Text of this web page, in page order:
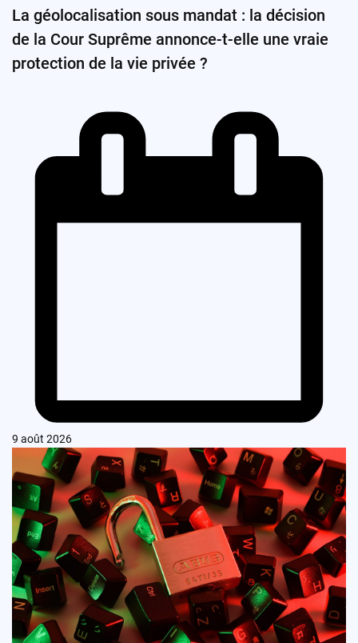
La géolocalisation sous mandat : la décision
de la Cour Suprême annonce-t-elle une vraie
protection de la vie privée ?
9 août 2026